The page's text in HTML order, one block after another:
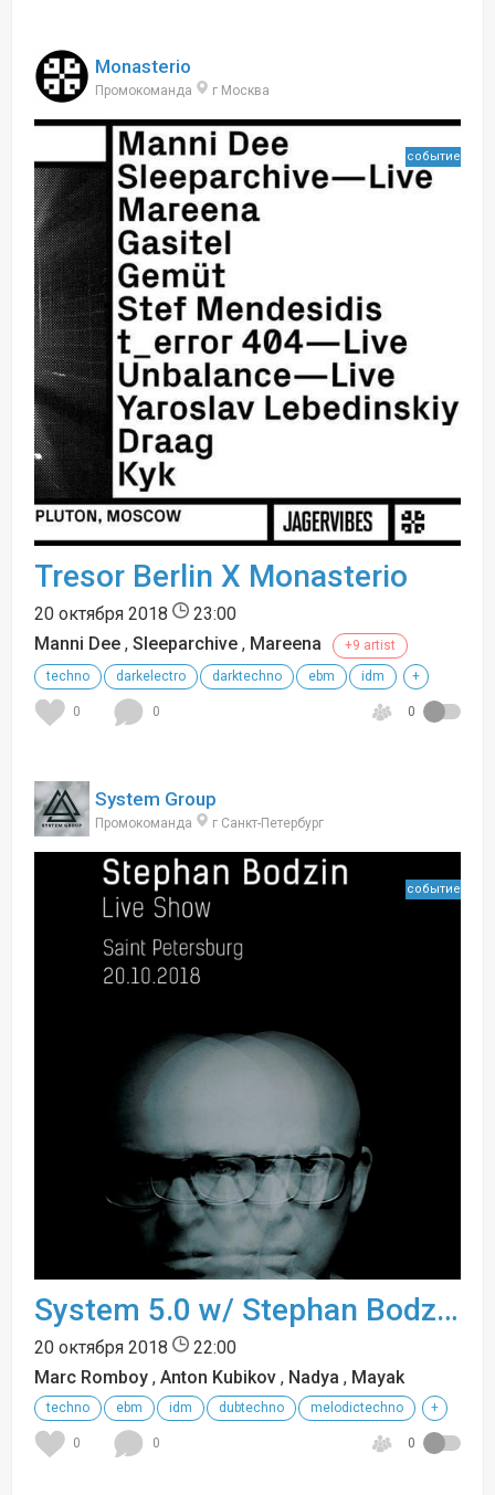
Monasterio
Промокоманда г Москва
событие
Tresor Berlin X Monasterio
20 октября 2018
23:00
Manni Dee , Sleeparchive , Mareena
+9 artist
techno
darkelectro darktechno ebm idm +
0 0 0
System Group
Промокоманда г Санкт-Петербург
событие
System 5.0 w/ Stephan Bodzin
20 октября 2018
22:00
Marc Romboy , Anton Kubikov , Nadya , Mayak
techno ebm idm dubtechno melodictechno +
0 0 0